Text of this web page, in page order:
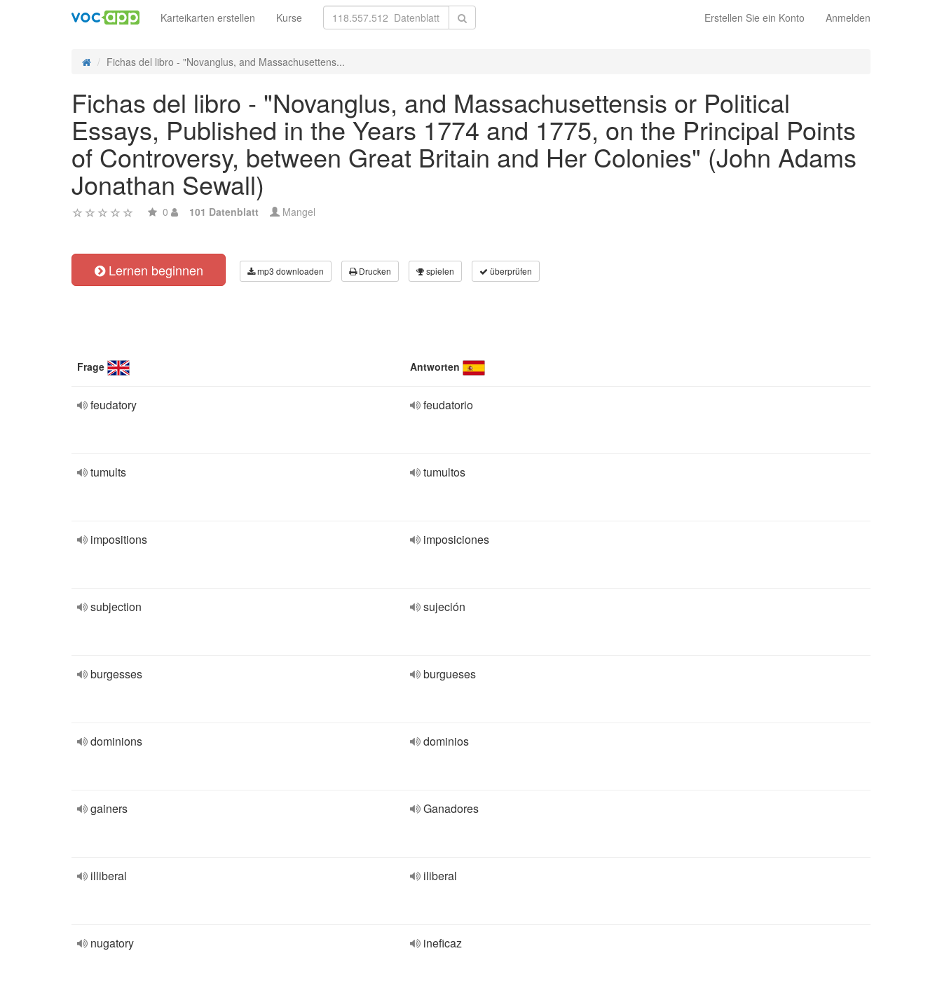
Erstellen Sie ein Konto Anmelden
Karteikarten erstellen Kurse
Fichas del libro - "Novanglus, and Massachusettens...
Fichas del libro - "Novanglus, and Massachusettensis or Political
Essays, Published in the Years 1774 and 1775, on the Principal Points
of Controversy, between Great Britain and Her Colonies" (John Adams
Jonathan Sewall)
0 101 Datenblatt Mangel
Lernen beginnen mp3 downloaden Drucken spielen überprüfen
Frage Antworten
feudatory feudatorio
tumults tumultos
impositions imposiciones
subjection sujeción
burgesses burgueses
dominions dominios
gainers Ganadores
illiberal iliberal
nugatory ineficaz